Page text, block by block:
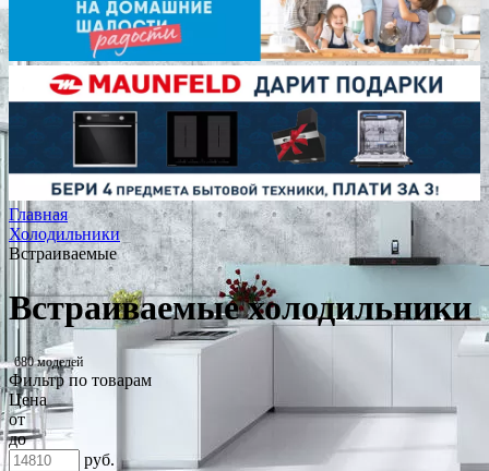
Главная
Холодильники
Встраиваемые
Встраиваемые холодильники
680 моделей
Фильтр по товарам
Цена
от
до
руб.